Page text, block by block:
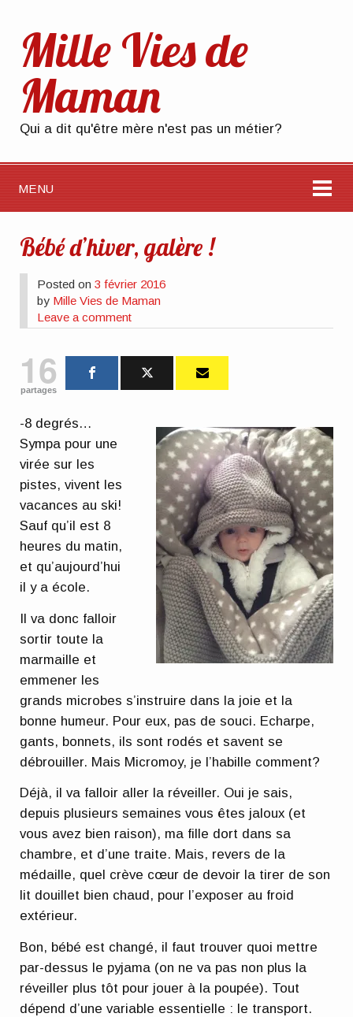
Mille Vies de
Maman
Qui a dit qu'être mère n'est pas un métier?
MENU
Bébé d’hiver, galère !
Posted on3 février 2016
by Mille Vies de Maman
Leave a comment
16
partages
-8 degrés…
Sympa pour une
virée sur les
pistes, vivent les
vacances au ski!
Sauf qu’il est 8
heures du matin,
et qu’aujourd’hui
il y a école.
Il va donc falloir
sortir toute la
marmaille et
emmener les
grands microbes s’instruire dans la joie et la
bonne humeur. Pour eux, pas de souci. Echarpe,
gants, bonnets, ils sont rodés et savent se
débrouiller. Mais Micromoy, je l’habille comment?
Déjà, il va falloir aller la réveiller. Oui je sais,
depuis plusieurs semaines vous êtes jaloux (et
vous avez bien raison), ma fille dort dans sa
chambre, et d’une traite. Mais, revers de la
médaille, quel crève cœur de devoir la tirer de son
lit douillet bien chaud, pour l’exposer au froid
extérieur.
Bon, bébé est changé, il faut trouver quoi mettre
par-dessus le pyjama (on ne va pas non plus la
réveiller plus tôt pour jouer à la poupée). Tout
dépend d’une variable essentielle : le transport.